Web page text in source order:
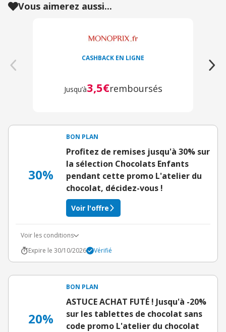
Vous aimerez aussi...
CASHBACK EN LIGNE
Jusqu’à3,5€remboursés
30%
BON PLAN
Profitez de remises jusqu'à 30% sur
la sélection Chocolats Enfants
pendant cette promo L'atelier du
chocolat, décidez-vous !
Voir l'offre
Voir les conditions
Expire le 30/10/2026
Vérifié
20%
BON PLAN
ASTUCE ACHAT FUTÉ ! Jusqu'à -20%
sur les tablettes de chocolat sans
code promo L'atelier du chocolat